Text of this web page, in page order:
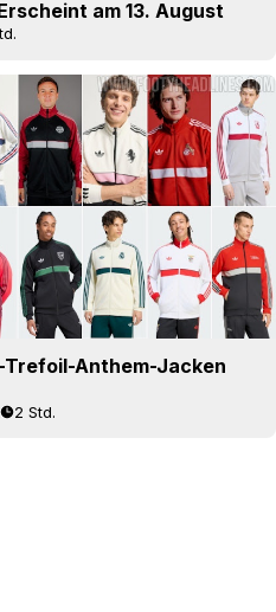
am 13. August
Anthem-Jacken
2 Std.